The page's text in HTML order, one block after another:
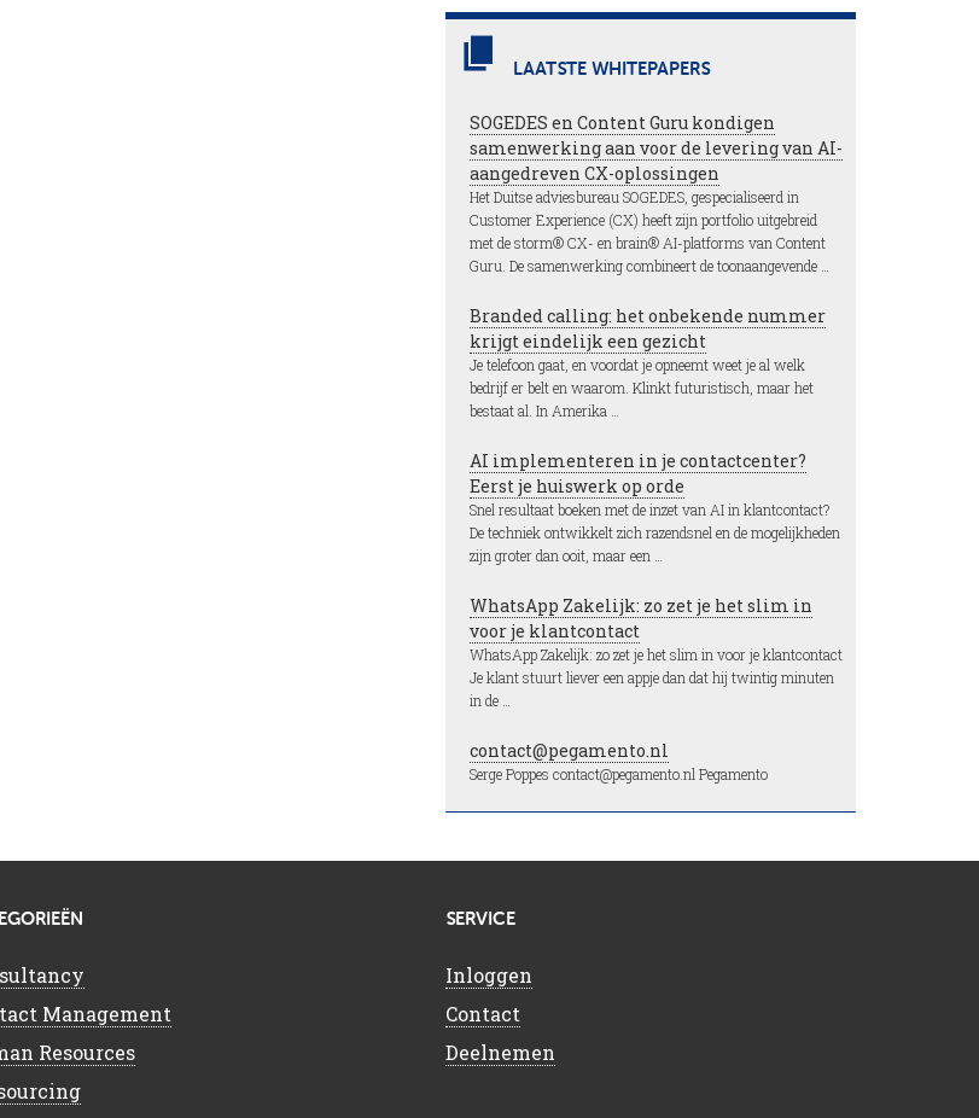
LAATSTE WHITEPAPERS
SOGEDES en Content Guru kondigen
samenwerking aan voor de levering van AI-
aangedreven CX-oplossingen
Het Duitse adviesbureau SOGEDES, gespecialiseerd in
Customer Experience (CX) heeft zijn portfolio uitgebreid
met de storm® CX- en brain® AI-platforms van Content
Guru. De samenwerking combineert de toonaangevende …
Branded calling: het onbekende nummer
krijgt eindelijk een gezicht
Je telefoon gaat, en voordat je opneemt weet je al welk
bedrijf er belt en waarom. Klinkt futuristisch, maar het
bestaat al. In Amerika …
AI implementeren in je contactcenter?
Eerst je huiswerk op orde
Snel resultaat boeken met de inzet van AI in klantcontact?
De techniek ontwikkelt zich razendsnel en de mogelijkheden
zijn groter dan ooit, maar een …
WhatsApp Zakelijk: zo zet je het slim in
voor je klantcontact
WhatsApp Zakelijk: zo zet je het slim in voor je klantcontact
Je klant stuurt liever een appje dan dat hij twintig minuten
in de …
contact@pegamento.nl
Serge Poppes contact@pegamento.nl Pegamento
Management
Resources
SERVICE
Inloggen
Contact
Deelnemen